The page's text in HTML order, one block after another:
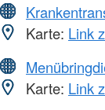
Karte: Link
Karte: Link